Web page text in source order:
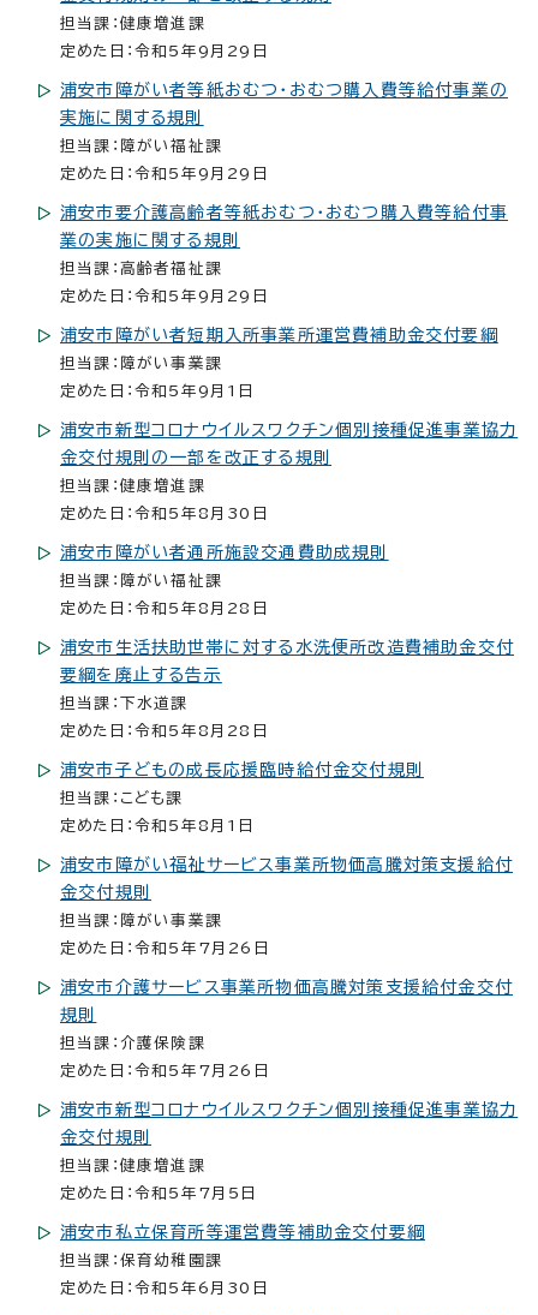
担当課：健康増進課
定めた日：令和5年9月29日
浦安市障がい者等紙おむつ・おむつ購入費等給付事業の
実施に関する規則
担当課：障がい福祉課
定めた日：令和5年9月29日
浦安市要介護高齢者等紙おむつ・おむつ購入費等給付事
業の実施に関する規則
担当課：高齢者福祉課
定めた日：令和5年9月29日
浦安市障がい者短期入所事業所運営費補助金交付要綱
担当課：障がい事業課
定めた日：令和5年9月1日
浦安市新型コロナウイルスワクチン個別接種促進事業協力
金交付規則の一部を改正する規則
担当課：健康増進課
定めた日：令和5年8月30日
浦安市障がい者通所施設交通費助成規則
担当課：障がい福祉課
定めた日：令和5年8月28日
浦安市生活扶助世帯に対する水洗便所改造費補助金交付
要綱を廃止する告示
担当課：下水道課
定めた日：令和5年8月28日
浦安市子どもの成長応援臨時給付金交付規則
担当課：こども課
定めた日：令和5年8月1日
浦安市障がい福祉サービス事業所物価高騰対策支援給付
金交付規則
担当課：障がい事業課
定めた日：令和5年7月26日
浦安市介護サービス事業所物価高騰対策支援給付金交付
規則
担当課：介護保険課
定めた日：令和5年7月26日
浦安市新型コロナウイルスワクチン個別接種促進事業協力
金交付規則
担当課：健康増進課
定めた日：令和5年7月5日
浦安市私立保育所等運営費等補助金交付要綱
担当課：保育幼稚園課
定めた日：令和5年6月30日